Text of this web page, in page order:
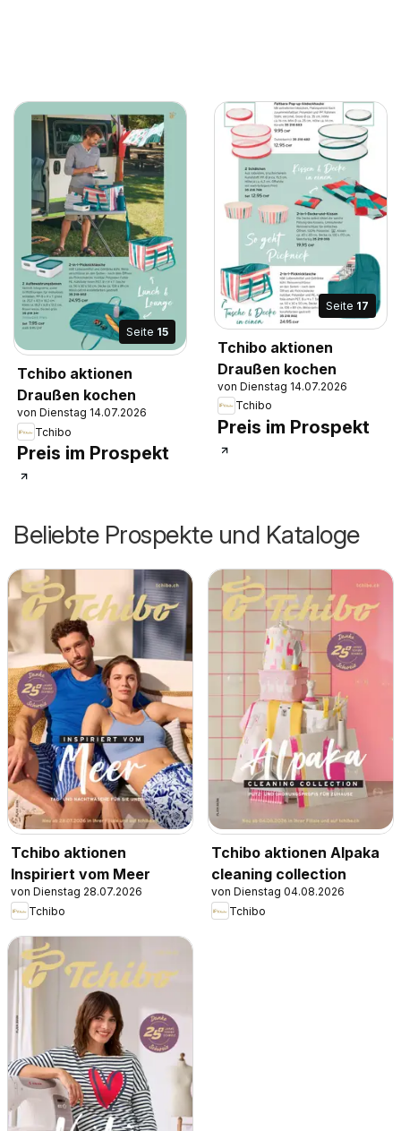
Seite 15
Tchibo aktionen
Draußen kochen
von Dienstag 14.07.2026
Tchibo
Preis im Prospekt
Seite 17
Tchibo aktionen
Draußen kochen
von Dienstag 14.07.2026
Tchibo
Preis im Prospekt
Beliebte Prospekte und Kataloge
Tchibo aktionen
Inspiriert vom Meer
von Dienstag 28.07.2026
Tchibo
Tchibo aktionen Alpaka
cleaning collection
von Dienstag 04.08.2026
Tchibo